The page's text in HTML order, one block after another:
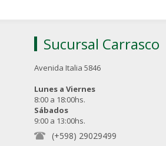
Sucursal Carrasco
Avenida Italia 5846
Lunes a Viernes
8:00 a 18:00hs.
Sábados
9:00 a 13:00hs.
(+598) 29029499